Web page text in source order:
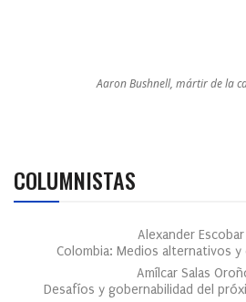
Aaron Bushnell, mártir de la
COLUMNISTAS
Alexander Escobar
Colombia: Medios alternativos
Amílcar Salas
Desafíos y gobernabilidad del